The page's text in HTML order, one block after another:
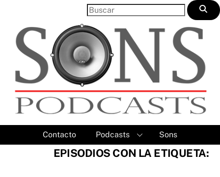
content
Contacto Podcasts Sons
EPISODIOS CON LA ETIQUETA: